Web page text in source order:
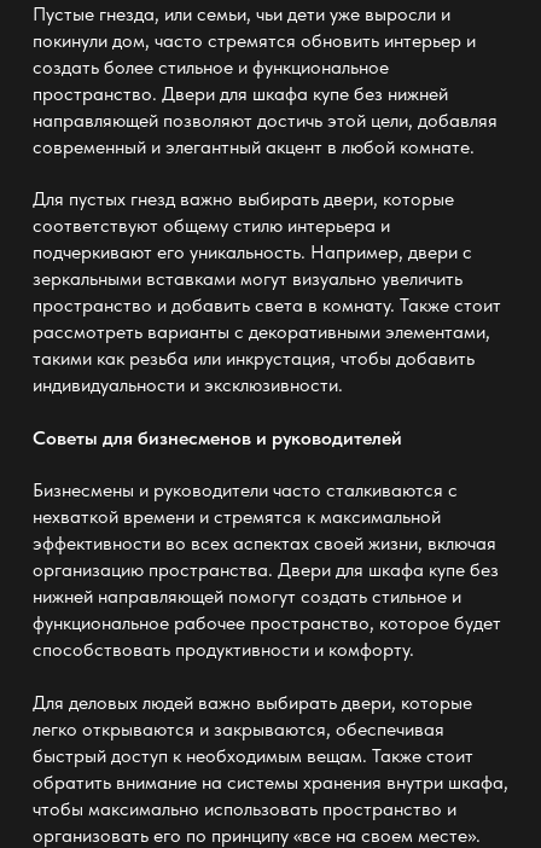
Пустые гнезда, или семьи, чьи дети уже выросли и
покинули дом, часто стремятся обновить интерьер и
создать более стильное и функциональное
пространство. Двери для шкафа купе без нижней
направляющей позволяютдостичь этой цели, добавляя
современный и элегантный акцент в любой комнате.
Для пустых гнезд важно выбирать двери, которые
соответствуют общему стилю интерьера и
подчеркивают его уникальность. Например, двери с
зеркальными вставками могут визуально увеличить
пространство и добавить света в комнату. Также стоит
рассмотреть варианты с декоративными элементами,
такими как резьба или инкрустация, чтобы добавить
индивидуальности и эксклюзивности.
Советы для бизнесменов и руководителей
Бизнесмены и руководители часто сталкиваются с
нехваткой времени и стремятся к максимальной
эффективности во всех аспектах своей жизни, включая
организацию пространства. Двери для шкафа купе без
нижней направляющей помогутсоздать стильное и
функциональное рабочее пространство, которое будет
способствовать продуктивности и комфорту.
Для деловых людей важно выбирать двери, которые
легко открываются и закрываются, обеспечивая
быстрый доступ к необходимым вещам. Также стоит
обратить внимание на системы хранения внутри шкафа,
чтобы максимально использовать пространство и
организовать его по принципу «все на своем месте».